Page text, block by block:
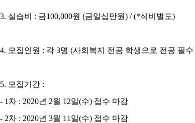
3. 실습비 : 금100,000원 (금일십만원) / (*식비별도)
4. 모집인원 : 각 3명 (사회복지 전공 학생으로 전공 필수
5. 모집기간 :
- 1 차 : 2020년 2월 12일(수) 접수 마감
- 2차 : 2020년 3월 11 일(수) 접수 마감